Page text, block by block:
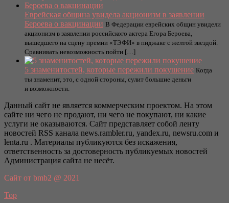
Еврейская община увидела акционизм в заявлении
Бероева о вакцинации В Федерации еврейских общин увидели
акционизм в заявлении российского актера Егора Бероева,
вышедшего на сцену премии «ТЭФИ» в пиджаке с желтой звездой.
Сравнивать невозможность пойти […]
5 знаменитостей, которые пережили покушение Когда
ты знаменит, это, с одной стороны, сулит большие деньги
и возможности.
Данный сайт не является коммерческим проектом. На этом
сайте ни чего не продают, ни чего не покупают, ни какие
услуги не оказываются. Сайт представляет собой ленту
новостей RSS канала news.rambler.ru, yandex.ru, newsru.com и
lenta.ru . Материалы публикуются без искажения,
ответственность за достоверность публикуемых новостей
Администрация сайта не несёт.
Сайт от bmb2 @ 2021
Top